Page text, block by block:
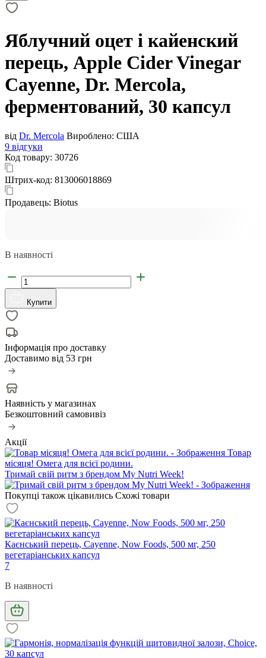
Яблучний оцет і кайенский
перець, Apple Cider Vinegar
Cayenne, Dr. Mercola,
ферментований, 30 капсул
від Dr. Mercola Вироблено: США
9 відгуки
Код товару: 30726
Штрих-код: 813006018869
Продавець: Biotus
В наявності
Купити
Інформація про доставку
Доставимо від 53 грн
Наявність у магазинах
Безкоштовний самовивіз
Акції
Товар
місяця! Омега для всієї родини.
Тримай свій ритм з брендом My Nutri Week!
Покупці також цікавились Схожі товари
Каєнський перець, Cayenne, Now Foods, 500 мг, 250
вегетаріанських капсул
7
В наявності